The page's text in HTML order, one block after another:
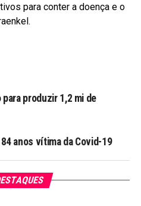
para conter a doença e o
produzir 1,2 mi de
anos vítima da Covid-19